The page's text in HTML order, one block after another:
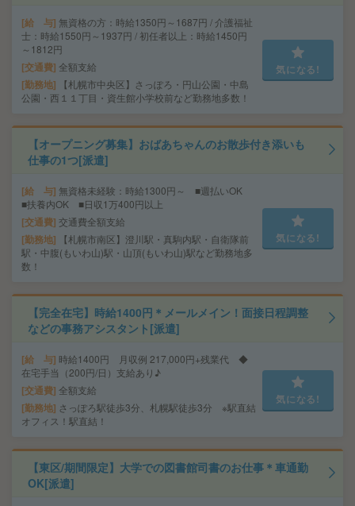
給 与 無資格の方：時給1350円～1687円 / 介護福祉
士：時給1550円～1937円 / 初任者以上：時給1450円
～1812円
交通費 全額支給
勤務地
【札幌市中央区】さっぽろ・円山公園・中島
公園・西１１丁目・資生館小学校前など勤務地多数！
気になる!
【オープニング募集】おばあちゃんのお散歩付き添いも
仕事の1つ[派遣]
給 与 無資格未経験：時給1300円～ ■週払いOK
■扶養内OK ■日収1万400円以上
交通費 交通費全額支給
勤務地
【札幌市南区】澄川駅・真駒内駅・自衛隊前
駅・中腹(もいわ山)駅・山頂(もいわ山)駅など勤務地多
数！
気になる!
【完全在宅】時給1400円＊メールメイン！面接日程調整
などの事務アシスタント[派遣]
給 与 時給1400円 月収例 217,000円+残業代 ◆
在宅手当（200円/日）支給あり♪
交通費 全額支給
勤務地 さっぽろ駅徒歩3分、札幌駅徒歩3分 ※駅直結
オフィス！駅直結！
気になる!
【東区/期間限定】大学での図書館司書のお仕事＊車通勤
OK[派遣]